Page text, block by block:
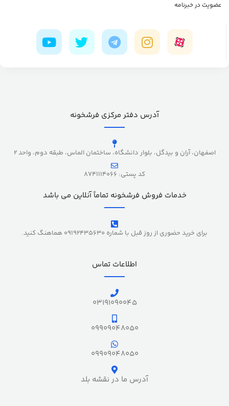
عضویت در خبرنامه
آدرس دفتر مرکزی فرشخونه
اصفهان، آران و بیدگل، بلوار دانشگاه، ساختمان الماس، طبقه دوم، واحد 2
کد پستی: 8741114066
خدمات فروش فرشخونه تماماً آنلاین می باشد
برای خرید حضوری از روز قبل با شماره 09192435630 هماهنگ کنید.
اطلاعات تماس
03191090045
09909048050
09909048050
آدرس ما در نقشه بلد